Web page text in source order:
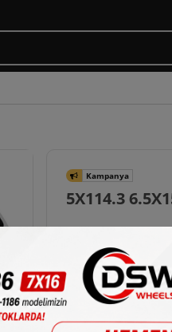
5X114.3